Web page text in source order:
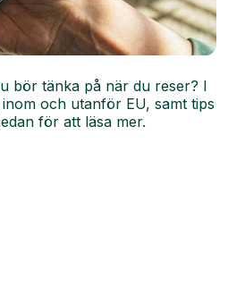
bör tänka på när du reser? I
och utanför EU, samt tips
för att läsa mer.